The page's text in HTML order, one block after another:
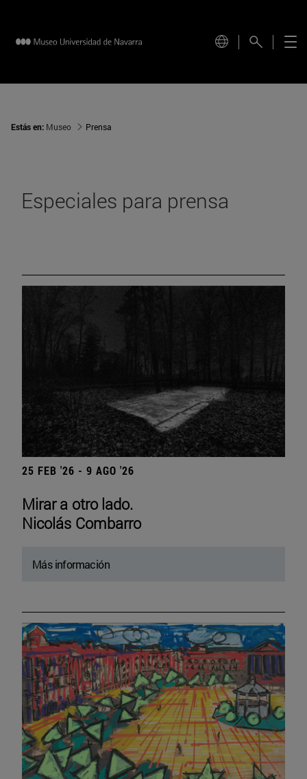
Estás en: Museo Prensa
Especiales para prensa
25 FEB '26 - 9 AGO '26
Mirar a otro lado.
Nicolás Combarro
Más información